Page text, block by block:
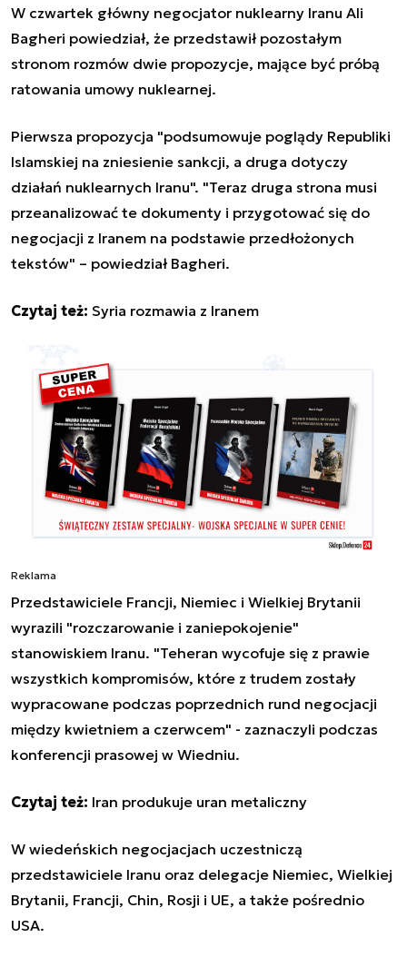
W czwartek główny negocjator nuklearny Iranu Ali
Bagheri powiedział, że przedstawił pozostałym
stronom rozmów dwie propozycje, mające być próbą
ratowania umowy nuklearnej.
Pierwsza propozycja "podsumowuje poglądy Republiki
Islamskiej na zniesienie sankcji, a druga dotyczy
działań nuklearnych Iranu". "Teraz druga strona musi
przeanalizować te dokumenty i przygotować się do
negocjacji z Iranem na podstawie przedłożonych
tekstów" – powiedział Bagheri.
Czytaj też: Syria rozmawia z Iranem
Reklama
Przedstawiciele Francji, Niemiec i Wielkiej Brytanii
wyrazili "rozczarowanie i zaniepokojenie"
stanowiskiem Iranu. "Teheran wycofuje się z prawie
wszystkich kompromisów, które z trudem zostały
wypracowane podczas poprzednich rund negocjacji
między kwietniem a czerwcem" - zaznaczyli podczas
konferencji prasowej w Wiedniu.
Czytaj też: Iran produkuje uran metaliczny
W wiedeńskich negocjacjach uczestniczą
przedstawiciele Iranu oraz delegacje Niemiec, Wielkiej
Brytanii, Francji, Chin, Rosji i UE, a także pośrednio
USA.